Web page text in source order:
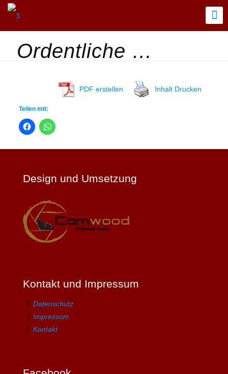
Ordentliche …
PDF erstellen Inhalt Drucken
Teilen mit:
Design und Umsetzung
Kontakt und Impressum
Datenschutz
Impressum
Kontakt